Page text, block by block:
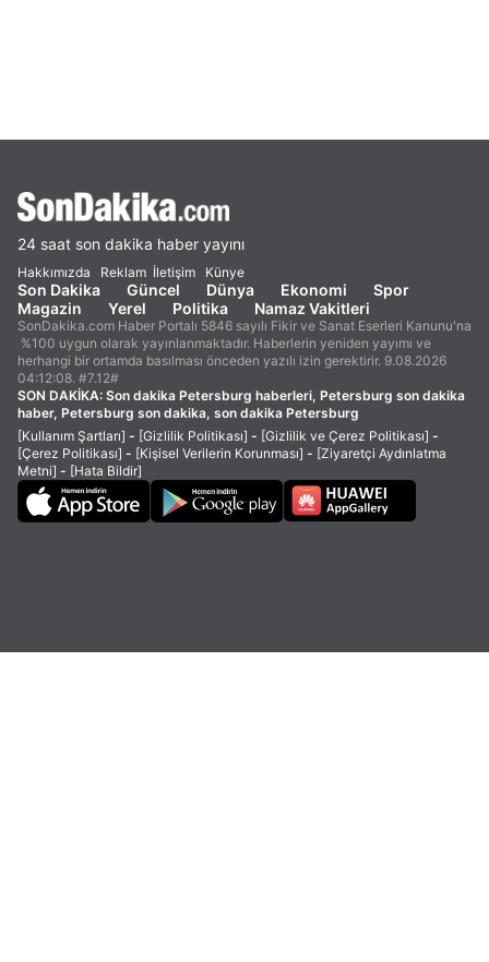
24 saat son dakika haber yayını
Hakkımızda Reklam İletişim Künye
Son Dakika Güncel Dünya Ekonomi
Spor
Magazin
Yerel Politika Namaz Vakitleri
SonDakika.com Haber Portalı 5846 sayılı Fikir ve Sanat Eserleri Kanunu'na
%100 uygun olarak yayınlanmaktadır. Haberlerin yeniden yayımı ve
herhangi bir ortamda basılması önceden yazılı izin gerektirir. 9.08.2026
04:12:08. #7.12#
SON DAKİKA: Son dakika Petersburg haberleri, Petersburg son dakika
haber, Petersburg son dakika, son dakika Petersburg
[Kullanım Şartları] - [Gizlilik Politikası] - [Gizlilik ve Çerez Politikası] -
[Çerez Politikası] - [Kişisel Verilerin Korunması] - [Ziyaretçi Aydınlatma
Metni] - [Hata Bildir]